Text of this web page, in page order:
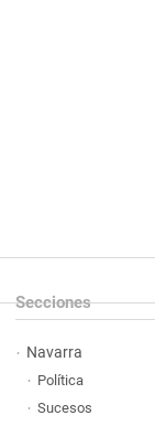
Secciones
Navarra
Política
Sucesos